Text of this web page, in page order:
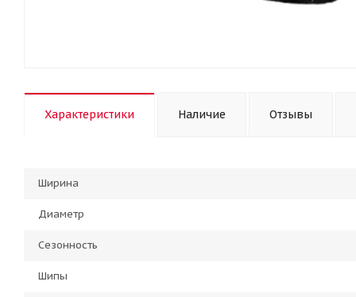
Характеристики Наличие Отзывы
Ширина
Диаметр
Сезонность
Шипы